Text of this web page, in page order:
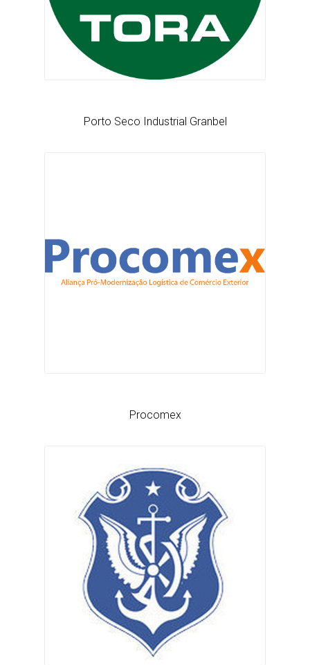
Porto Seco Industrial Granbel
Procomex